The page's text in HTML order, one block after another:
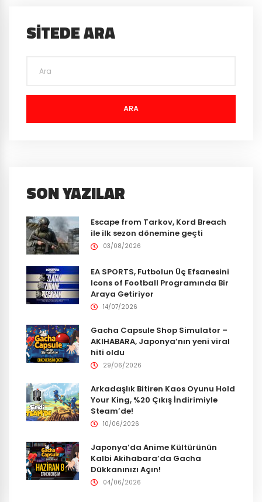
SITEDE ARA
ARA
SON YAZILAR
Escape from Tarkov, Kord Breach
ile ilk sezon dönemine geçti
03/08/2026
EA SPORTS, Futbolun Üç Efsanesini
Icons of Football Programında Bir
Araya Getiriyor
14/07/2026
Gacha Capsule Shop Simulator –
AKIHABARA, Japonya’nın yeni viral
hiti oldu
29/06/2026
Arkadaşlık Bitiren Kaos Oyunu Hold
Your King, %20 Çıkış İndirimiyle
Steam’de!
10/06/2026
Japonya’da Anime Kültürünün
Kalbi Akihabara’da Gacha
Dükkanınızı Açın!
04/06/2026